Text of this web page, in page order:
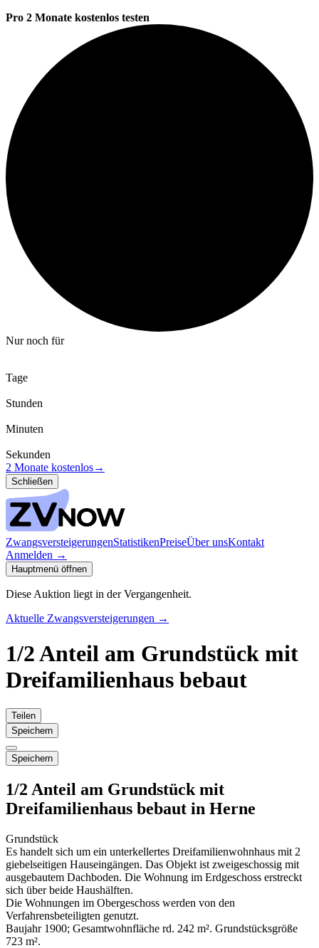
Pro 2 Monate kostenlos testen
Nur noch für
Tage
Stunden
Minuten
Sekunden
2 Monate kostenlos→
Schließen
ZwangsversteigerungenStatistikenPreiseÜber unsKontakt
Anmelden →
Hauptmenü öffnen
Diese Auktion liegt in der Vergangenheit.
Aktuelle Zwangsversteigerungen →
1/2 Anteil am Grundstück mit
Dreifamilienhaus bebaut
Teilen
Speichern
Speichern
1/2 Anteil am Grundstück mit
Dreifamilienhaus bebaut in Herne
Grundstück
Es handelt sich um ein unterkellertes Dreifamilienwohnhaus mit 2
giebelseitigen Hauseingängen. Das Objekt ist zweigeschossig mit
ausgebautem Dachboden. Die Wohnung im Erdgeschoss erstreckt
sich über beide Haushälften.
Die Wohnungen im Obergeschoss werden von den
Verfahrensbeteiligten genutzt.
Baujahr 1900; Gesamtwohnfläche rd. 242 m². Grundstücksgröße
723 m².